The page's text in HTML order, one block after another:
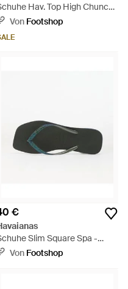
Hav. Top High Chuncky
- Braun
Von Footshop
€
Slim Square Spa -
Von Footshop